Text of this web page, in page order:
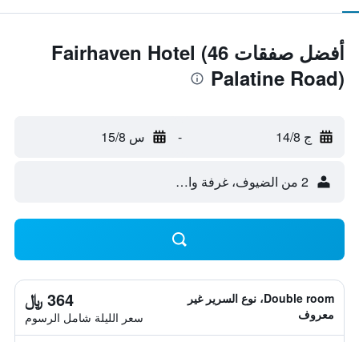
أفضل صفقات Fairhaven Hotel (46
Palatine Road)
ج 14/8 - س 15/8
2 من الضيوف، غرفة واحدة
Double room، نوع السرير غير
معروف
364 ﷼
سعر الليلة شامل الرسوم